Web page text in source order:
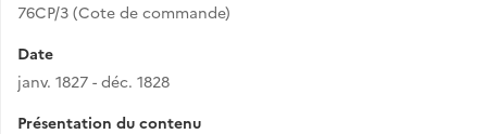
76CP/3 (Cote de commande)
Date
janv. 1827 - déc. 1828
Présentation du contenu